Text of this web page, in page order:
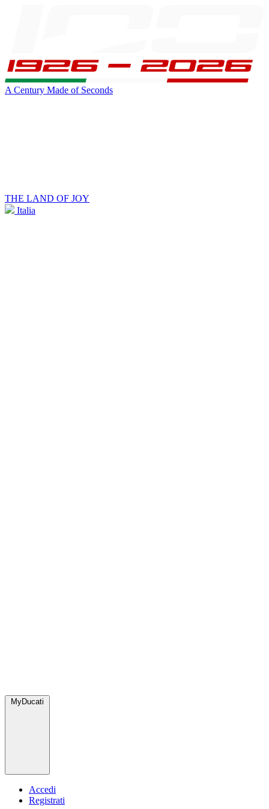
A Century Made of Seconds
THE LAND OF JOY
Italia
MyDucati
Accedi
Registrati